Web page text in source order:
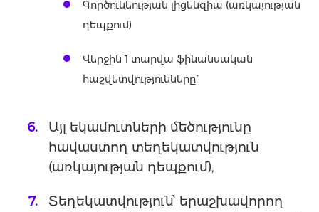
Գործունեության լիցենզիա (առկայության
դեպքում)
Վերջին 1 տարվա ֆինանսական
հաշվետվությունները`
Այլ եկամուտների մեծությունը
հավաստող տեղեկատվություն
(առկայության դեպքում),
Տեղեկատվություն՝ երաշխավորող